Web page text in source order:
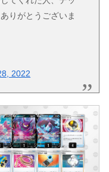
りがとうございま
2022